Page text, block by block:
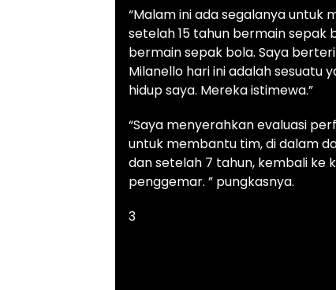
“Malam ini ada segalanya untuk
setelah 15 tahun bermain sepak
bermain sepak bola. Saya
Milanello hari ini adalah sesuatu
hidup saya. Mereka istimewa.”
“Saya menyerahkan evaluasi
untuk membantu tim, di dalam
dan setelah 7 tahun, kembali ke
penggemar. ” pungkasnya.
3